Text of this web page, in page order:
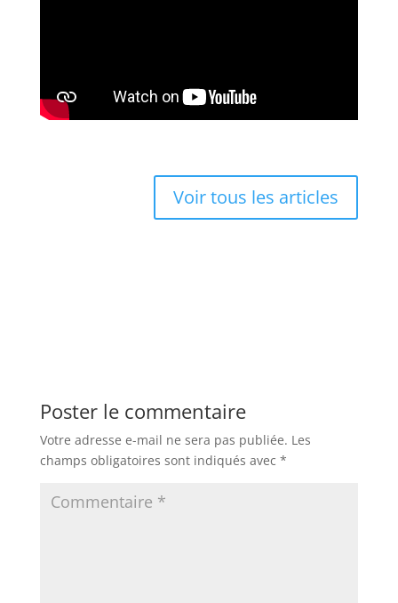
Voir tous les articles
Poster le commentaire
Votre adresse e-mail ne sera pas publiée. Les
champs obligatoires sont indiqués avec *